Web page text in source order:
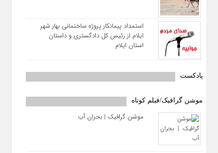
استمداد پیمانکار پروژه ساختمانی بهار شهر
ایلام از رئیس کل دادگستری و داستان
استان ایلام
پادکست
موشن گرافیک/فیلم کوتاه
موشن گرافیک | بحران آب